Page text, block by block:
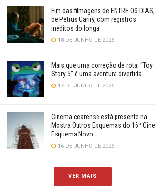
Fim das filmagens de ENTRE OS DIAS,
de Petrus Cariry, com registros
inéditos do longa
18 DE JUNHO DE 2026
Mais que uma correção de rota, “Toy
Story 5” é uma aventura divertida
17 DE JUNHO DE 2026
Cinema cearense está presente na
Mostra Outros Esquemas do 16º Cine
Esquema Novo
16 DE JUNHO DE 2026
VER MAIS